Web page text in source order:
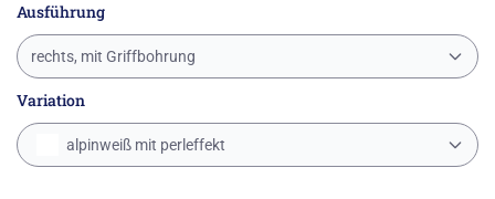
Ausführung
rechts, mit Griffbohrung
Variation
alpinweiß mit perleffekt